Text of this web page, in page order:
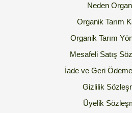
Neden
Organik Tarım
Organik Tarım
Mesafeli Satış
İade ve Geri
Gizlilik
Üyelik